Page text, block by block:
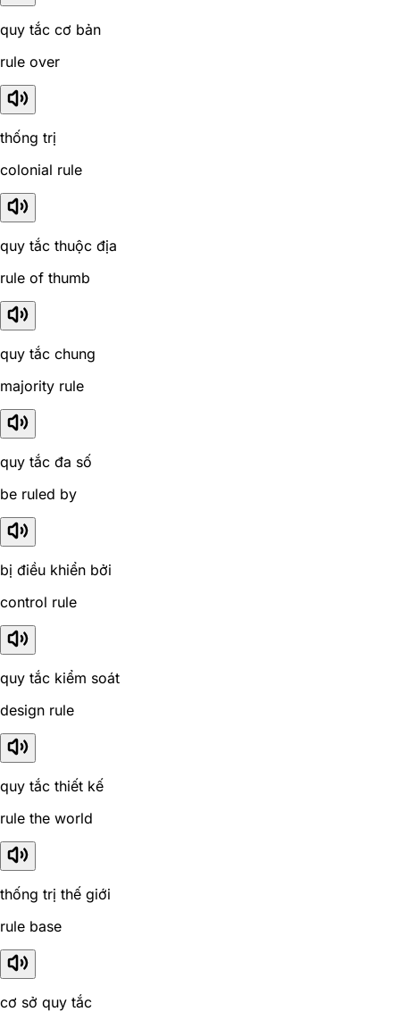
quy tắc cơ bản
rule over
thống trị
colonial rule
quy tắc thuộc địa
rule of thumb
quy tắc chung
majority rule
quy tắc đa số
be ruled by
bị điều khiển bởi
control rule
quy tắc kiểm soát
design rule
quy tắc thiết kế
rule the world
thống trị thế giới
rule base
cơ sở quy tắc